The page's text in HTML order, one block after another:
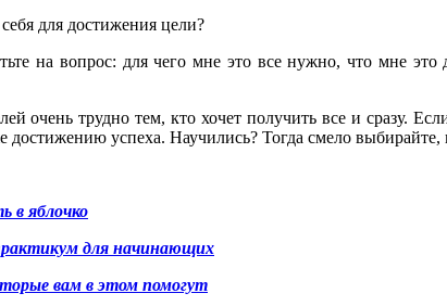
для достижения цели?
на вопрос: для чего мне это все нужно, что мне
очень трудно тем, кто хочет получить все и сразу.
достижению успеха. Научились? Тогда смело
в яблочко
для начинающих
вам в этом помогут